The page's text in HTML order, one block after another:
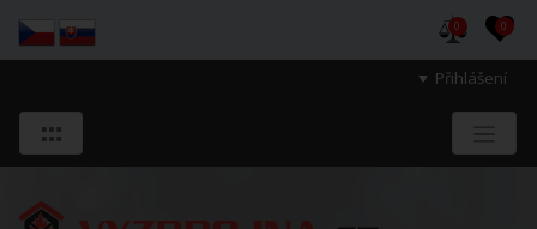
Přihlášení
0 0